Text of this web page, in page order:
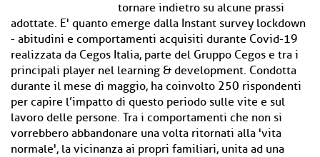
tornare indietro su alcune prassi
adottate. E' quanto emerge dalla Instant survey lockdown
- abitudini e comportamenti acquisiti durante Covid-19
realizzata da Cegos Italia, parte del Gruppo Cegos e tra i
principali player nel learning & development. Condotta
durante il mese di maggio, ha coinvolto 250 rispondenti
per capire l’impatto di questo periodo sulle vite e sul
lavoro delle persone. Tra i comportamenti che non si
vorrebbero abbandonare una volta ritornati alla 'vita
normale', la vicinanza ai propri familiari, unita ad una